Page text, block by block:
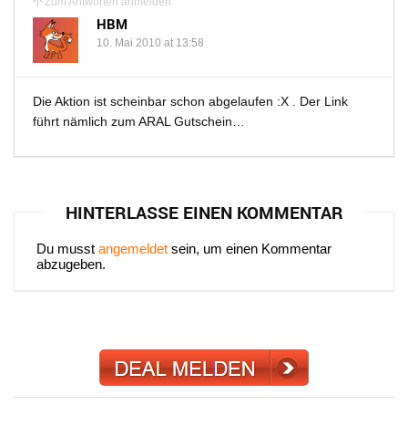
HBM
10. Mai 2010 at 13:58
Die Aktion ist scheinbar schon abgelaufen :X . Der Link
führt nämlich zum ARAL Gutschein…
HINTERLASSE EINEN KOMMENTAR
Du musst angemeldet sein, um einen Kommentar
abzugeben.